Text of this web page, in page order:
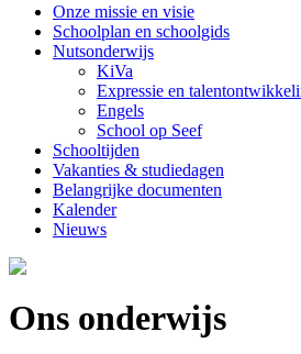
Onze missie en visie
Schoolplan en schoolgids
Nutsonderwijs
KiVa
Expressie en
Engels
School op Seef
Schooltijden
Vakanties & studiedagen
Belangrijke documenten
Kalender
Nieuws
Ons onderwijs